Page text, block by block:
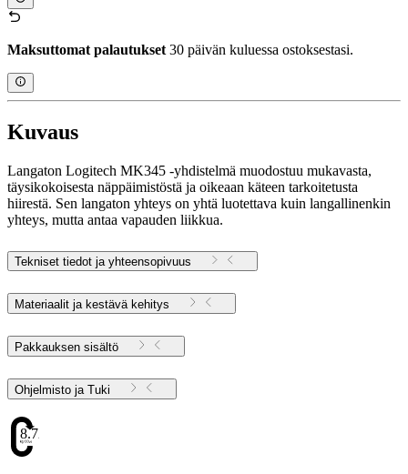
Maksuttomat palautukset 30 päivän kuluessa ostoksestasi.
Kuvaus
Langaton Logitech MK345 -yhdistelmä muodostuu mukavasta,
täysikokoisesta näppäimistöstä ja oikeaan käteen tarkoitetusta
hiirestä. Sen langaton yhteys on yhtä luotettava kuin langallinenkin
yhteys, mutta antaa vapauden liikkua.
Tekniset tiedot ja yhteensopivuus
Materiaalit ja kestävä kehitys
Pakkauksen sisältö
Ohjelmisto ja Tuki
8.72